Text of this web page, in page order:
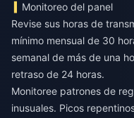
Monitoreo del panel
Revise sus horas de
mínimo mensual de 30
semanal de más de una
retraso de 24 horas.
Monitoree patrones de
inusuales. Picos